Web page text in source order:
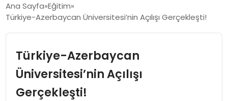
EKONOMI
GÜNCEL
TEKNOLOJI
Ana Sayfa Eğitim
Türkiye-Azerbaycan Üniversitesi’nin Açılışı Gerçekleşti!
Türkiye-Azerbaycan
Üniversitesi’nin Açılışı
Gerçekleşti!